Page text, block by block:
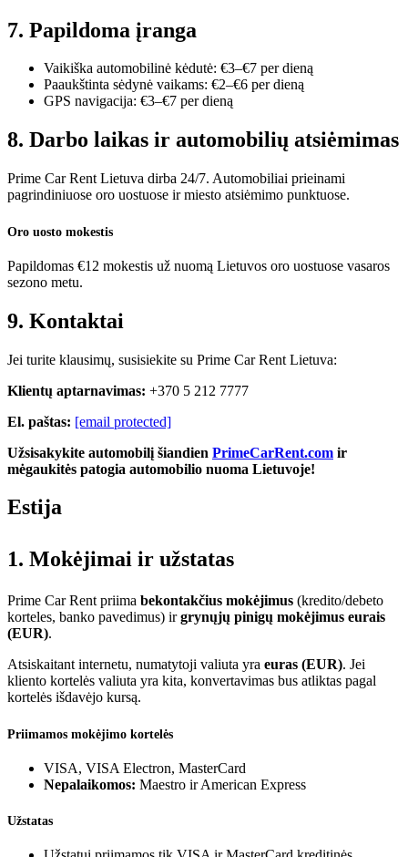
7. Papildoma įranga
Vaikiška automobilinė kėdutė: €3–€7 per dieną
Paaukštinta sėdynė vaikams: €2–€6 per dieną
GPS navigacija: €3–€7 per dieną
8. Darbo laikas ir automobilių atsiėmimas
Prime Car Rent Lietuva dirba 24/7. Automobiliai prieinami
pagrindiniuose oro uostuose ir miesto atsiėmimo punktuose.
Oro uosto mokestis
Papildomas €12 mokestis už nuomą Lietuvos oro uostuose vasaros
sezono metu.
9. Kontaktai
Jei turite klausimų, susisiekite su Prime Car Rent Lietuva:
Klientų aptarnavimas: +370 5 212 7777
El. paštas: [email protected]
Užsisakykite automobilį šiandien PrimeCarRent.com ir
mėgaukitės patogia automobilio nuoma Lietuvoje!
Estija
1. Mokėjimai ir užstatas
Prime Car Rent priima bekontakčius mokėjimus (kredito/debeto
korteles, banko pavedimus) irgrynųjų pinigų mokėjimus eurais
(EUR).
Atsiskaitant internetu, numatytoji valiuta yra euras (EUR). Jei
kliento kortelės valiuta yra kita, konvertavimas bus atliktas pagal
kortelės išdavėjo kursą.
Priimamos mokėjimo kortelės
VISA, VISA Electron, MasterCard
Nepalaikomos: Maestro ir American Express
Užstatas